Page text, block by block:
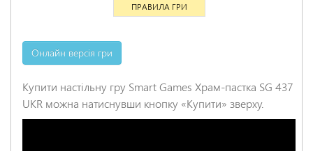
ПРАВИЛА ГРИ
Онлайн версія гри
Купити настільну гру Smart Games Храм-пастка SG 437
UKR можна натиснувши кнопку «Купити» зверху.